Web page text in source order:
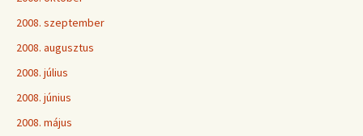
2008. szeptember
2008. augusztus
2008. július
2008. június
2008. május